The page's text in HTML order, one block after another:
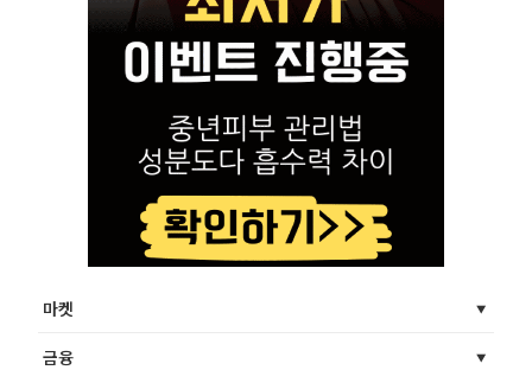
마켓
금융